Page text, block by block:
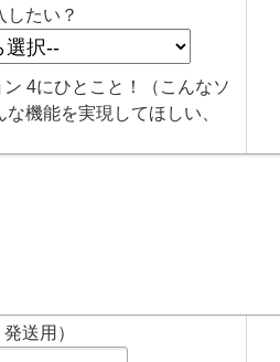
したい？
4にひとこと！（こんなソ
機能を実現してほしい、
送用）